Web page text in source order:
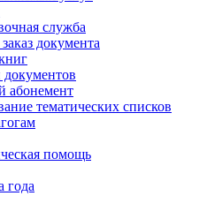
служба
документа
документов
абонемент
тематических списков
помощь
года